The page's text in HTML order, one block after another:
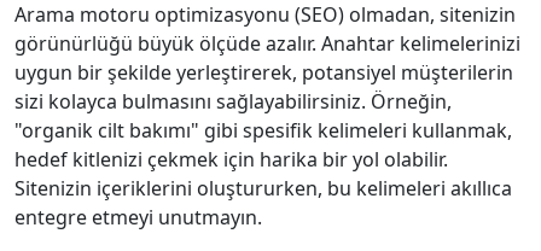
Arama motoru optimizasyonu (SEO) olmadan, sitenizin
görünürlüğü büyük ölçüde azalır. Anahtar kelimelerinizi
uygun bir şekilde yerleştirerek, potansiyel müşterilerin
sizi kolayca bulmasını sağlayabilirsiniz. Örneğin,
"organik cilt bakımı" gibi spesifik kelimeleri kullanmak,
hedef kitlenizi çekmek için harika bir yol olabilir.
Sitenizin içeriklerini oluştururken, bu kelimeleri akıllıca
entegre etmeyi unutmayın.